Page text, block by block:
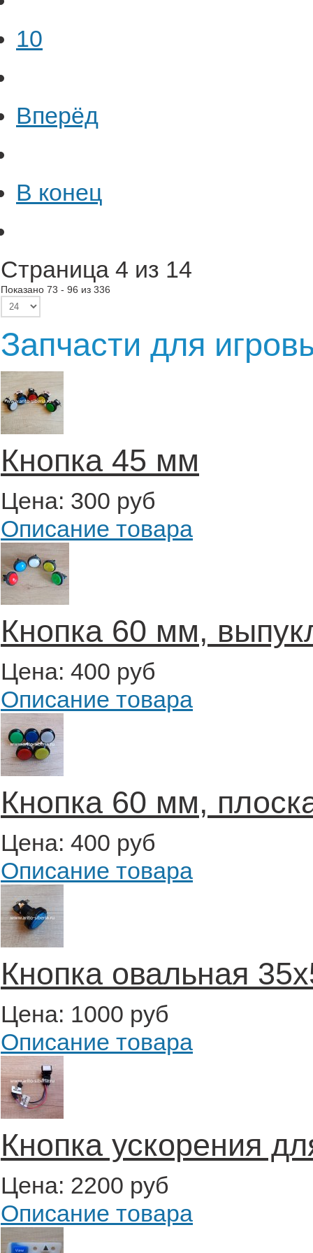
10
Вперёд
В конец
Страница 4 из 14
Показано 73 - 96 из 336
Запчасти для
Кнопка 45 мм
Цена: 300 руб
Описание товара
Кнопка 60 мм,
Цена: 400 руб
Описание товара
Кнопка 60 мм,
Цена: 400 руб
Описание товара
Кнопка овальная
Цена: 1000 руб
Описание товара
Кнопка ускорения
Цена: 2200 руб
Описание товара